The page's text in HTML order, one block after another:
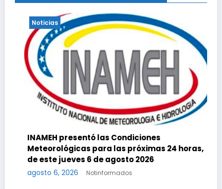
Noticias
INAMEH presentó las Condiciones
Meteorológicas para las próximas 24 horas,
de este jueves 6 de agosto 2026
agosto 6, 2026 Notinformados